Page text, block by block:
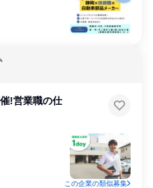
!営業職の仕
この企業の類似募集